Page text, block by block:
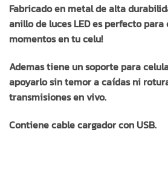
Fabricado en metal de alta
anillo de luces LED es perfecto
momentos en tu celu!
Ademas tiene un soporte para
apoyarlo sin temor a caídas ni
transmisiones en vivo.
Contiene cable cargador con USB.